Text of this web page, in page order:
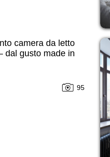
camera da letto
dal gusto made in
95